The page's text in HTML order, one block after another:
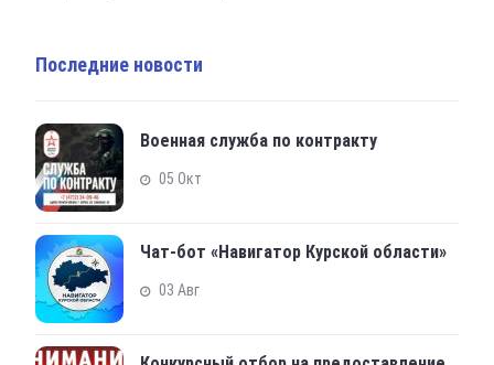
Последние новости
Военная служба по контракту
05 Окт
Чат-бот «Навигатор Курской области»
03 Авг